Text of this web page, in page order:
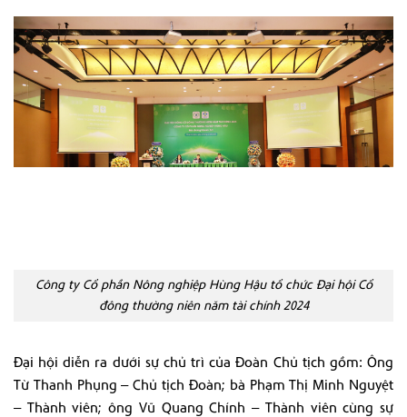
Công ty Cổ phần Nông nghiệp Hùng Hậu tổ chức Đại hội Cổ
đông thường niên năm tài chính 2024
Đại hội diễn ra dưới sự chủ trì của Đoàn Chủ tịch gồm: Ông
Từ Thanh Phụng – Chủ tịch Đoàn; bà Phạm Thị Minh Nguyệt
– Thành viên; ông Vũ Quang Chính – Thành viên cùng sự